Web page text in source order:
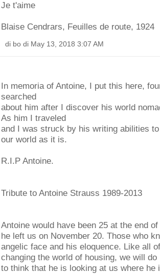
Je t'aime
Blaise Cendrars, Feuilles de route, 1924
di bo di May 13, 2018 3:07 AM
In memoria of Antoine, I put this here,
searched
about him after I discover his world
As him I traveled
and I was struck by his writing abilities
our world as it is.
R.I.P Antoine.
Tribute to Antoine Strauss 1989-2013
Antoine would have been 25 at the end
he left us on November 20. Those who
angelic face and his eloquence. Like all
changing the world of housing, we will
to think that he is looking at us where he